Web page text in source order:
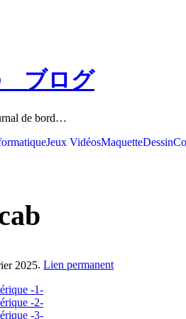
ブログ
de bord…
Jeux VidéosMaquetteDessin
2025. Lien permanent
-1-
-2-
-3-